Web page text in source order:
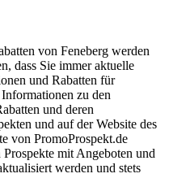
von Feneberg werden
dass Sie immer aktuelle
und Rabatten für
zu den
und deren
und auf der Website des
von PromoProspekt.de
mit Angeboten und
werden und stets